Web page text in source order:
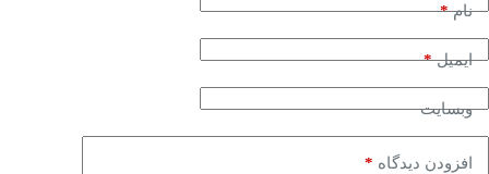
نام*
ایمیل*
وبسایت
افزودن دیدگاه *